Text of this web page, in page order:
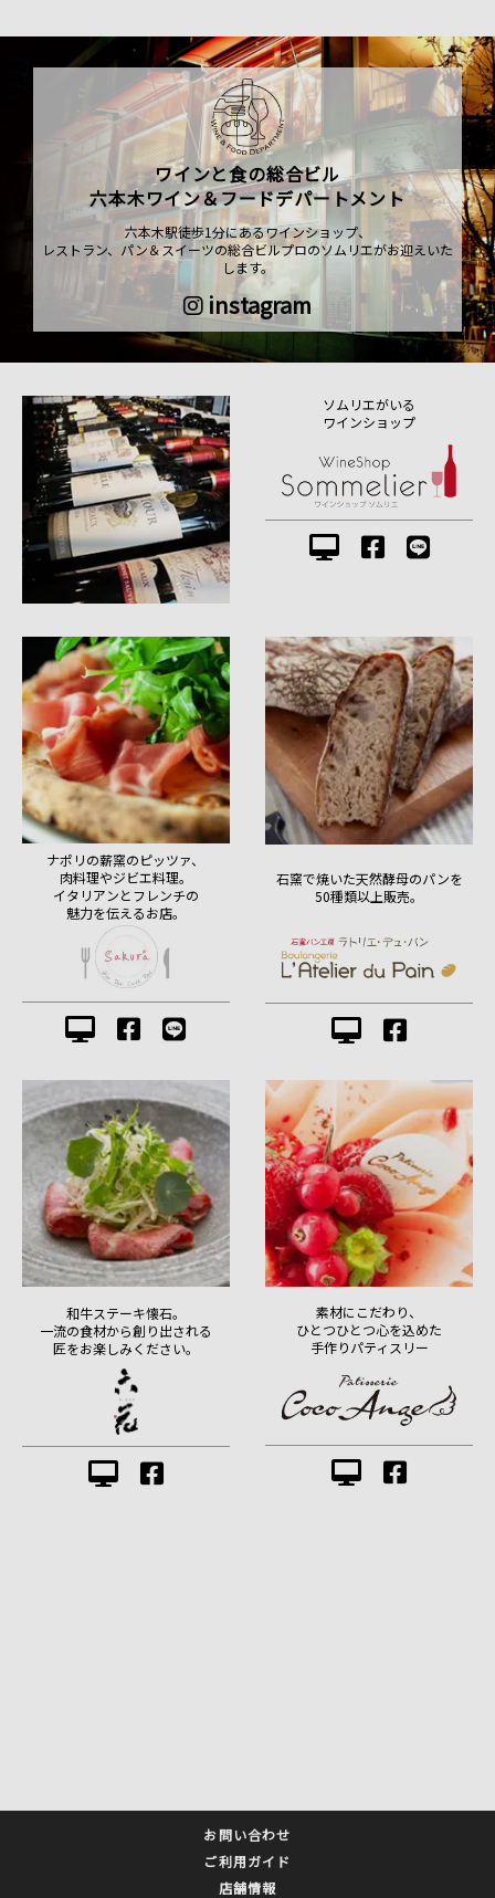
ワインと食の総合ビル
六本木ワイン＆フードデパートメント
六本木駅徒歩1分にあるワインショップ、
レストラン、パン＆スイーツの総合ビルプロのソムリエがお迎えいた
します。
instagram
ソムリエがいる
ワインショップ
ナポリの薪窯のピッツァ、
肉料理やジビエ料理。
イタリアンとフレンチの
魅力を伝えるお店。
石窯で焼いた天然酵母のパンを
50種類以上販売。
和牛ステーキ懐石。
一流の食材から創り出される
匠をお楽しみください。
素材にこだわり、
ひとつひとつ心を込めた
手作りパティスリー
お問い合わせ
ご利用ガイド
店舗情報